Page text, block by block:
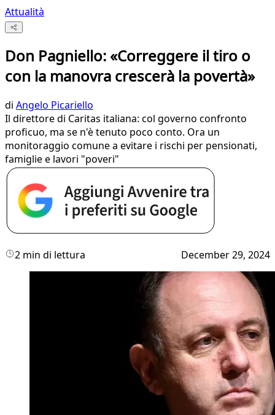
Attualità
Don Pagniello: «Correggere il tiro o
con la manovra crescerà la povertà»
di Angelo Picariello
Il direttore di Caritas italiana: col governo confronto
proficuo, ma se n'è tenuto poco conto. Ora un
monitoraggio comune a evitare i rischi per pensionati,
famiglie e lavori "poveri"
2 min di lettura December 29, 2024